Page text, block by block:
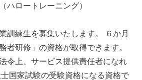
ハロートレーニング）
訓練生を募集いたします。 ６か月
者研修」の資格が取得できます。
令上、サービス提供責任者になれ
国家試験の受験資格になる資格で